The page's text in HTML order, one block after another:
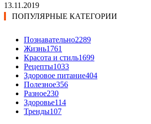
13.11.2019
ПОПУЛЯРНЫЕ КАТЕГОРИИ
Познавательно2289
Жизнь1761
Красота и стиль1699
Рецепты1033
Здоровое питание404
Полезное356
Разное230
Здоровье114
Тренды107